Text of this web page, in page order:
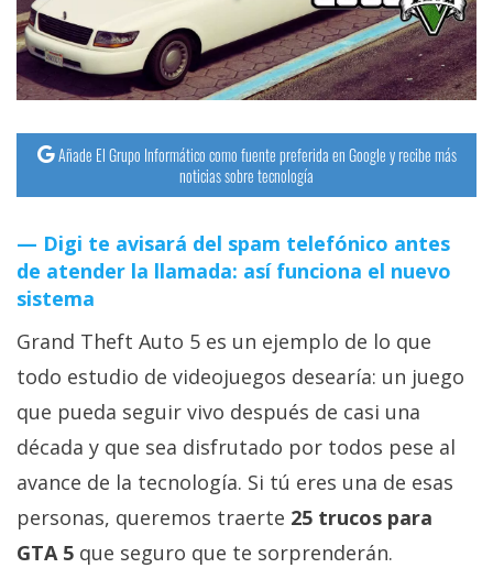
Operadores
Trucos
Tutoriales
Ciberseguridad
operativos
Profesional
+
Más
temas
Añade El Grupo Informático como fuente preferida en Google y recibe más
noticias sobre tecnología
Digi te avisará del spam telefónico antes
de atender la llamada: así funciona el nuevo
sistema
Grand Theft Auto 5 es un ejemplo de lo que
todo estudio de videojuegos desearía: un juego
que pueda seguir vivo después de casi una
década y que sea disfrutado por todos pese al
avance de la tecnología. Si tú eres una de esas
personas, queremos traerte 25 trucos para
GTA 5 que seguro que te sorprenderán.